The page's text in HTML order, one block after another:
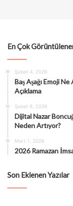
En Çok
Şubat 4, 2026
Baş Aşağı Emoji
Açıklama
Şubat 6, 2026
Dijital Nazar
Neden Artıyor?
Mart 1, 2026
2026 Ramazan
Son Eklenen Yazılar